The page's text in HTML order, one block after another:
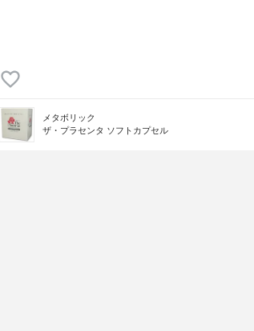
メタボリック
ザ・プラセンタ ソフトカプセル